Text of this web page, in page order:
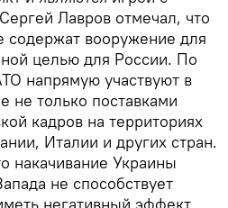
Лавров отмечал, что
вооружение для
целью для России. По
напрямую участвуют в
не только поставками
кадров на территориях
Италии и других стран.
накачивание Украины
не способствует
негативный эффект.